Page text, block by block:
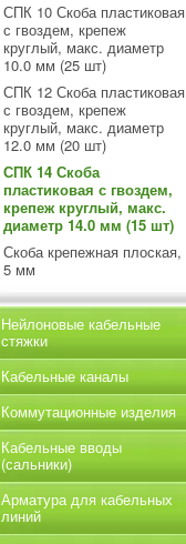
СПК 10 Скоба пластиковая
с гвоздем, крепеж
круглый, макс. диаметр
10.0 мм (25 шт)
СПК 12 Скоба пластиковая
с гвоздем, крепеж
круглый, макс. диаметр
12.0 мм (20 шт)
СПК 14 Скоба
пластиковая с гвоздем,
крепеж круглый, макс.
диаметр 14.0 мм (15 шт)
Скоба крепежная плоская,
5 мм
Нейлоновые кабельные
стяжки
Кабельные каналы
Коммутационные изделия
Кабельные вводы
(сальники)
Арматура для кабельных
линий